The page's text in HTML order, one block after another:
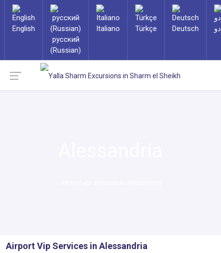
English
русский
(Russian)
Italiano Türkçe Deutsch
Airport Vip Services in Alessandria